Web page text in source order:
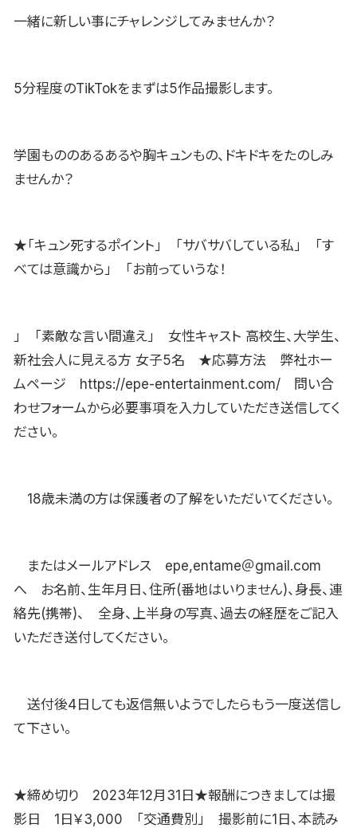
一緒に新しい事にチャレンジしてみませんか？
5分程度のTikTokをまずは5作品撮影します。
学園もののあるあるや胸キュンもの、ドキドキをたのしみ
ませんか？
★「キュン死するポイント」 「サバサバしている私」 「す
べては意識から」 「お前っていうな！
」 「素敵な言い間違え」 女性キャスト 高校生、大学生、
新社会人に見える方 女子5名 ★応募方法 弊社ホー
ムページ https://epe-entertainment.com/ 問い合
わせフォームから必要事項を入力していただき送信してく
ださい。
18歳未満の方は保護者の了解をいただいてください。
またはメールアドレス epe,entame＠gmail.com
へ お名前、生年月日、住所(番地はいりません)、身長、連
絡先(携帯)、 全身、上半身の写真、過去の経歴をご記入
いただき送付してください。
送付後4日しても返信無いようでしたらもう一度送信し
て下さい。
★締め切り 2023年12月31日★報酬につきましては撮
影日 1日￥3,000 「交通費別」 撮影前に1日、本読み